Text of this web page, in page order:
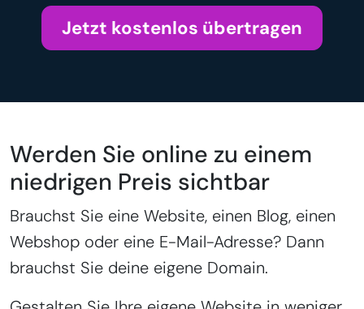
Jetzt kostenlos übertragen
Werden Sie online zu einem
niedrigen Preis sichtbar
Brauchst Sie eine Website, einen Blog, einen
Webshop oder eine E-Mail-Adresse? Dann
brauchst Sie deine eigene Domain.